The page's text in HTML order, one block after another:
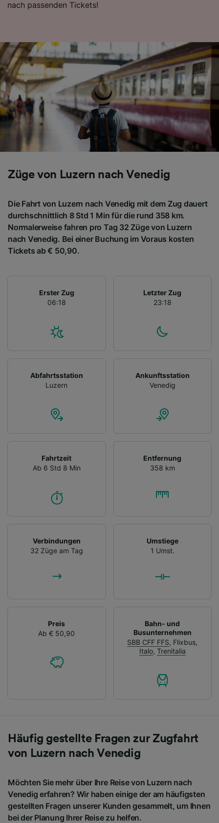
nach passenden Tickets!
Züge von Luzern nach Venedig
Die Fahrt von Luzern nach Venedig mit dem Zug dauert
durchschnittlich 8 Std 1 Min für die rund 358 km.
Normalerweise fahren pro Tag 32 Züge von Luzern
nach Venedig. Bei einer Buchung im Voraus kosten
Tickets ab € 50,90.
Erster Zug
06:18
Letzter Zug
23:18
Abfahrtsstation
Luzern
Ankunftsstation
Venedig
Fahrtzeit
Ab 6 Std 8 Min
Entfernung
358 km
Verbindungen
32 Züge am Tag
Umstiege
1 Umst.
Preis
Ab € 50,90
Bahn- und
Busunternehmen
SBB CFF FFS, Flixbus,
Italo, Trenitalia
Häufig gestellte Fragen zur Zugfahrt
von Luzern nach Venedig
Möchten Sie mehr über Ihre Reise von Luzern nach
Venedig erfahren? Wir haben einige der am häufigsten
gestellten Fragen unserer Kunden gesammelt, um Ihnen
bei der Planung Ihrer Reise zu helfen.
Folgendes bereitzustellen:
Informationen auf einem Endgerät.
Personalisierte Werbung und Inhalte, Messung
von Werbeleistung und der Performance von
Inhalten, Zielgruppenforschung sowie
Entwicklung und Verbesserung von
Angeboten.
Liste der Partner (Lieferanten)